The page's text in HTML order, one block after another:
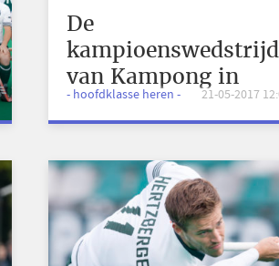
De
kampioenswedstrijd
van Kampong in
beeld!
- hoofdklasse heren - 21-05-2017